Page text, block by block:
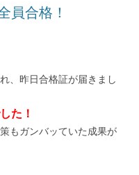
員合格！
、昨日合格証が届きまし
た！
もガンバッていた成果が